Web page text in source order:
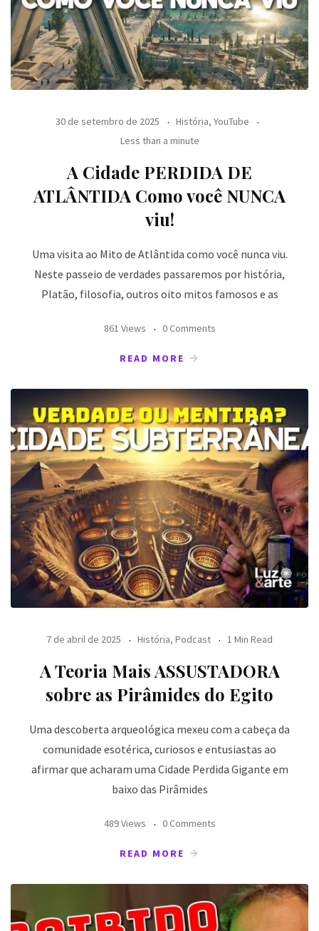
30 de setembro de 2025 História, YouTube
Less than a minute
A Cidade PERDIDA DE
ATLÂNTIDA Como você NUNCA
viu!
Uma visita ao Mito de Atlântida como você nunca viu.
Neste passeio de verdades passaremos por história,
Platão, filosofia, outros oito mitos famosos e as
861 Views 0 Comments
READ MORE
7 de abril de 2025 História, Podcast 1 Min Read
A Teoria Mais ASSUSTADORA
sobre as Pirâmides do Egito
Uma descoberta arqueológica mexeu com a cabeça da
comunidade esotérica, curiosos e entusiastas ao
afirmar que acharam uma Cidade Perdida Gigante em
baixo das Pirâmides
489 Views 0 Comments
READ MORE